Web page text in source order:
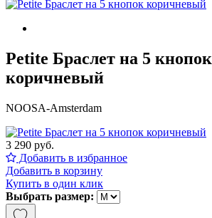
Petite Браслет на 5 кнопок
коричневый
NOOSA-Amsterdam
3 290 руб.
Добавить в избранное
Добавить в корзину
Купить в один клик
Выбрать размер: